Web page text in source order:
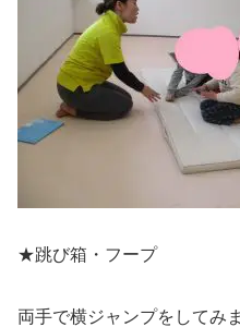
★跳び箱・フープ
両手で横ジャンプをしてみ